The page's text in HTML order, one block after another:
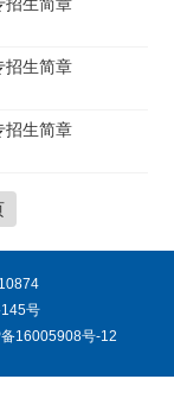
招生简章
招生简章
号
16005908号-12